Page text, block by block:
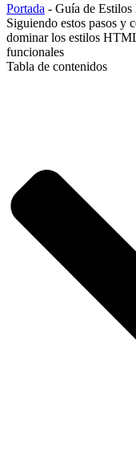
Portada - Guía de
Siguiendo estos pasos y
dominar los estilos
funcionales
Tabla de contenidos